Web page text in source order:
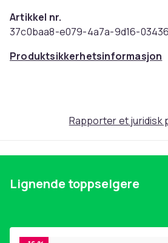
Artikkel nr.
37c0baa8-e079-4a7a-9d16-
Produktsikkerhetsinformasjon
Rapporter et juridisk
Lignende toppselgere